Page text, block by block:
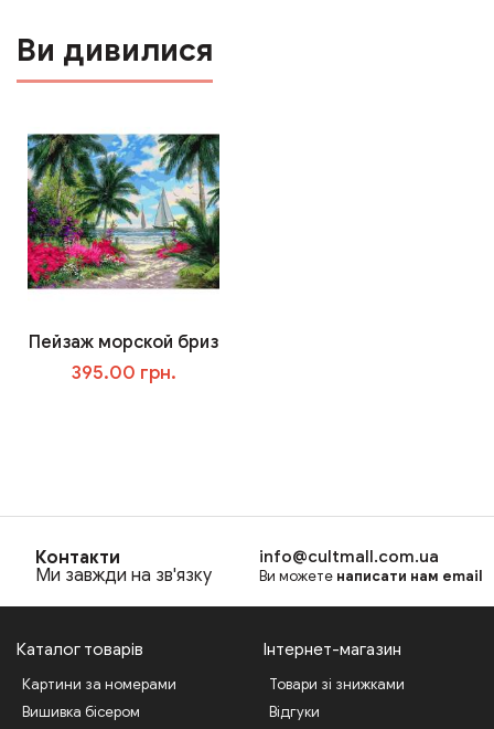
Ви дивилися
Пейзаж морской бриз
395.00 грн.
Контакти
Ми завжди на зв'язку
info@cultmall.com.ua
Ви можете написати нам email
Каталог товарів
Картини за номерами
Вишивка бісером
Інтернет-магазин
Товари зі знижками
Відгуки